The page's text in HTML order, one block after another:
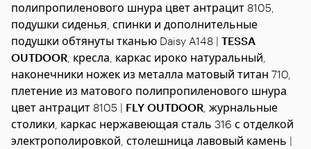
полипропиленового шнура цвет антрацит 8105,
подушки сиденья, спинки и дополнительные
подушки обтянуты тканью Daisy A148 | TESSA
OUTDOOR , кресла, каркас ироко натуральный,
наконечники ножек из металла матовый титан 710,
плетение из матового полипропиленового шнура
цвет антрацит 8105 | FLY OUTDOOR , журнальные
столики, каркас нержавеющая сталь 316 с отделкой
электрополировкой, столешница лавовый камень |